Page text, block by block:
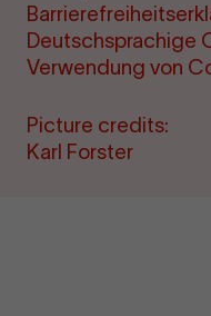
Deutschsprachige
Verwendung von
Picture credits:
Karl Forster